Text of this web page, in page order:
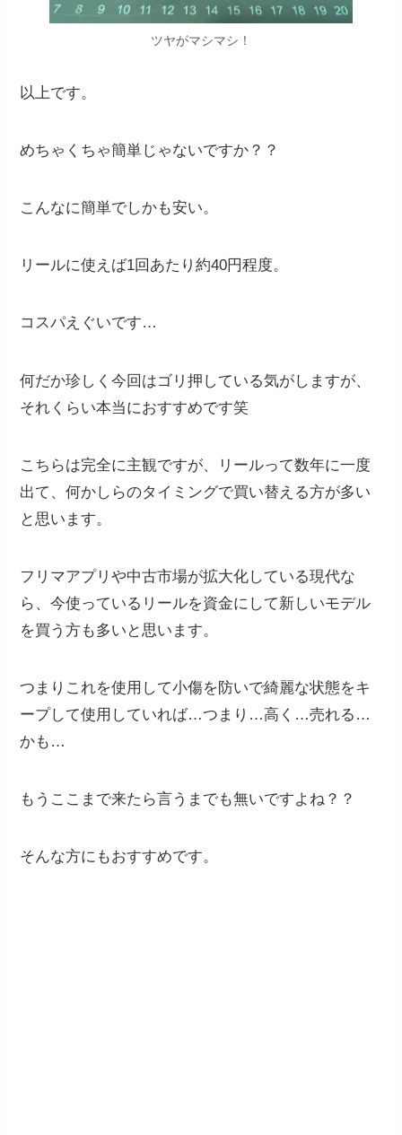
ツヤがマシマシ！
以上です。
めちゃくちゃ簡単じゃないですか？？
こんなに簡単でしかも安い。
リールに使えば1回あたり約40円程度。
コスパえぐいです…
何だか珍しく今回はゴリ押している気がしますが、
それくらい本当におすすめです笑
こちらは完全に主観ですが、リールって数年に一度
出て、何かしらのタイミングで買い替える方が多い
と思います。
フリマアプリや中古市場が拡大化している現代な
ら、今使っているリールを資金にして新しいモデル
を買う方も多いと思います。
つまりこれを使用して小傷を防いで綺麗な状態をキ
ープして使用していれば…つまり…高く…売れる…
かも…
もうここまで来たら言うまでも無いですよね？？
そんな方にもおすすめです。